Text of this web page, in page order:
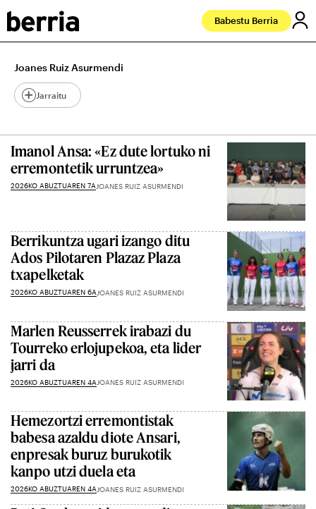
Babestu Berria
Joanes Ruiz Asurmendi
Jarraitu
Imanol Ansa: «Ez dute lortuko ni
erremontetik urruntzea»
2026KO ABUZTUAREN 7A JOANES RUIZ ASURMENDI
Berrikuntza ugari izango ditu
Ados Pilotaren Plazaz Plaza
txapelketak
2026KO ABUZTUAREN 6A JOANES RUIZ ASURMENDI
Marlen Reusserrek irabazi du
Tourreko erlojupekoa, eta lider
jarri da
2026KO ABUZTUAREN 4A JOANES RUIZ ASURMENDI
Hemezortzi erremontistak
babesa azaldu diote Ansari,
enpresak buruz burukotik
kanpo utzi duela eta
2026KO ABUZTUAREN 4A JOANES RUIZ ASURMENDI